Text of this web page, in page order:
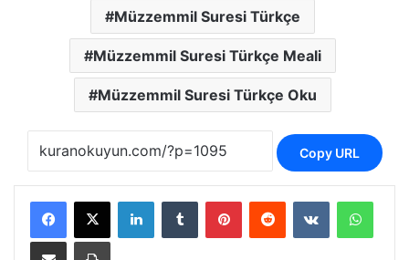
Müzzemmil Suresi Türkçe
Müzzemmil Suresi Türkçe Meali
Müzzemmil Suresi Türkçe Oku
Copy URL
LinkedInTumblr PinterestReddit VKontakte
E-Posta ile paylaş Yazdır